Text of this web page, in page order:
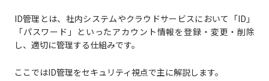
ID管理とは、社内システムやクラウドサービスにおいて「ID」
「パスワード」といったアカウント情報を登録・変更・削除
し、適切に管理する仕組みです。
ここではID管理をセキュリティ視点で主に解説します。